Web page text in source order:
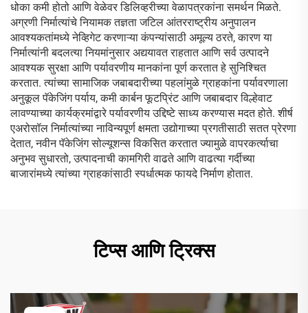
धोका कमी होतो आणि वेळेवर डिलिव्हरीच्या वेळापत्रकांना समर्थन मिळते.
अग्रणी निर्मात्यांचे नियामक तज्ञता जटिल आंतरराष्ट्रीय अनुपालन
आवश्यकतांमध्ये नेव्हिगेट करणाऱ्या कंपन्यांसाठी अमूल्य ठरते, कारण या
निर्मात्यांनी बदलत्या नियमांनुसार अद्ययावत राहतात आणि सर्व उत्पादने
आवश्यक सुरक्षा आणि पर्यावरणीय मानकांना पूर्ण करतात हे सुनिश्चित
करतात. त्यांच्या सामाजिक जबाबदारीच्या पहलांमुळे ग्राहकांना पर्यावरणाला
अनुकूल पॅकेजिंग पर्याय, कमी कार्बन फूटप्रिंट आणि जबाबदार विल्हेवाट
लावण्याच्या कार्यक्रमांद्वारे पर्यावरणीय उद्दिष्टे साध्य करण्यास मदत होते. शीर्ष
एअरोसॉल निर्मात्यांच्या नाविन्यपूर्ण क्षमता उद्योगाच्या प्रगतीसाठी सतत प्रेरणा
देतात, नवीन पॅकेजिंग सोल्यूशन्स विकसित करतात ज्यामुळे वापरकर्त्याचा
अनुभव सुधारतो, उत्पादनाची कामगिरी वाढते आणि वाढत्या गर्दीच्या
बाजारांमध्ये त्यांच्या ग्राहकांसाठी स्पर्धात्मक फायदे निर्माण होतात.
टिप्स आणि ट्रिक्स